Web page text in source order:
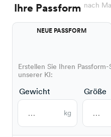
Ihre Passform nach
NEUE PASSFORM
Erstellen Sie Ihren
unserer KI:
Gewicht
kg
Größe